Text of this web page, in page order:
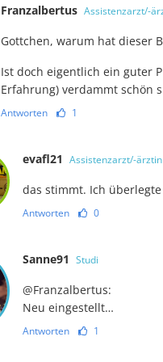
Franzalbertus Assistenzarzt/-
Gottchen, warum hat dieser
Ist doch eigentlich ein guter
Erfahrung) verdammt schön
Antworten 1
evafl21 Assistenzarzt/-ärztin
das stimmt. Ich
Antworten 0
Sanne91 Studi
@Franzalbertus:
Neu eingestellt…
Antworten 1